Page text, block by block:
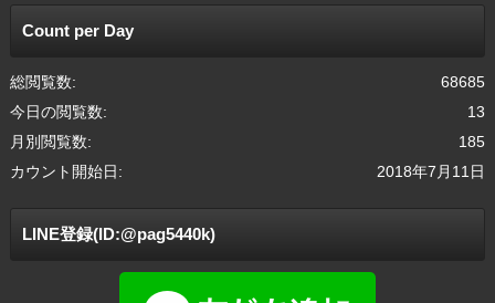
Count per Day
68685
総閲覧数:
13
今日の閲覧数:
185
月別閲覧数:
2018年7月11日
カウント開始日:
LINE登録(ID:@pag5440k)